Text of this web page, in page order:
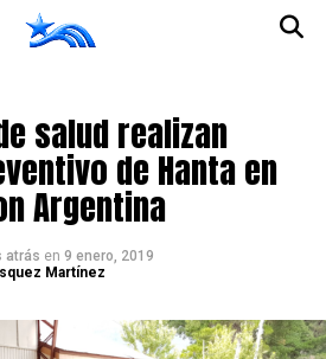
salud realizan
de Hanta en
Argentina
atrás en 9 enero, 2019
Martínez
la versión móvil